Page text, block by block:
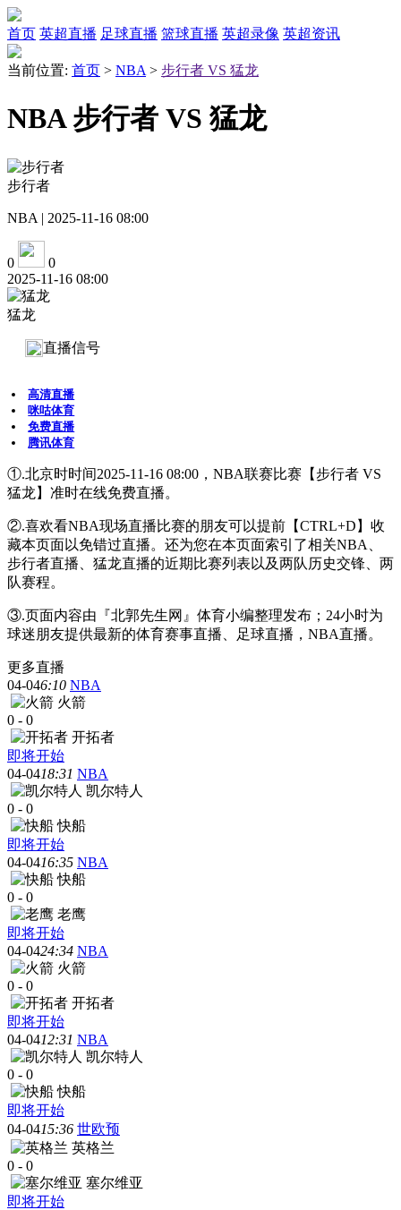
首页 英超直播 足球直播 篮球直播 英超录像 英超资讯
当前位置: 首页 > NBA > 步行者 VS 猛龙
NBA 步行者 VS 猛龙
步行者
NBA | 2025-11-16 08:00
0
0
2025-11-16 08:00
猛龙
直播信号
高清直播
咪咕体育
免费直播
腾讯体育
①.北京时时间2025-11-16 08:00，NBA联赛比赛【步行者 VS
猛龙】准时在线免费直播。
②.喜欢看NBA现场直播比赛的朋友可以提前【CTRL+D】收
藏本页面以免错过直播。还为您在本页面索引了相关NBA、
步行者直播、猛龙直播的近期比赛列表以及两队历史交锋、两
队赛程。
③.页面内容由『北郭先生网』体育小编整理发布；24小时为
球迷朋友提供最新的体育赛事直播、足球直播，NBA直播。
更多直播
04-046:10 NBA
火箭
0 - 0
开拓者
即将开始
04-0418:31 NBA
凯尔特人
0 - 0
快船
即将开始
04-0416:35 NBA
快船
0 - 0
老鹰
即将开始
04-0424:34 NBA
火箭
0 - 0
开拓者
即将开始
04-0412:31 NBA
凯尔特人
0 - 0
快船
即将开始
04-0415:36 世欧预
英格兰
0 - 0
塞尔维亚
即将开始